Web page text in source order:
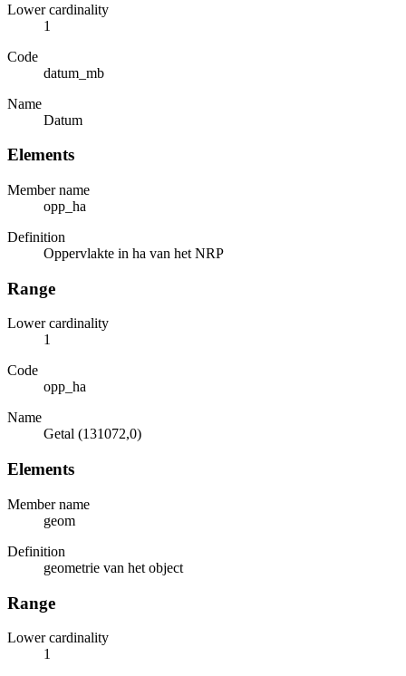
Lower cardinality
1
Code
datum_mb
Name
Datum
Elements
Member name
opp_ha
Definition
Oppervlakte in ha van het NRP
Range
Lower cardinality
1
Code
opp_ha
Name
Getal (131072,0)
Elements
Member name
geom
Definition
geometrie van het object
Range
Lower cardinality
1